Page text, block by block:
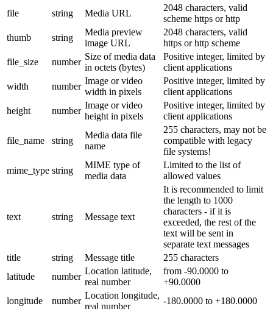
file string Media URL
2048 characters, valid
scheme https or http
thumb
string
Media preview
image URL
2048 characters, valid
https or http scheme
file_size
number
Size of media data
in octets (bytes)
Positive integer, limited by
client applications
width
number
Image or video
width in pixels
Positive integer, limited by
client applications
height
number
Image or video
height in pixels
Positive integer, limited by
client applications
file_name string
Media data file
name
255 characters, may not be
compatible with legacy
file systems!
mime_type string
MIME type of
media data
Limited to the list of
allowed values
text string Message text
It is recommended to limit
the length to 1000
characters - if it is
exceeded, the rest of the
text will be sent in
separate text messages
title
string Message title
255 characters
latitude
number
Location latitude,
real number
from -90.0000 to
+90.0000
longitude
number
Location longitude,
real number
-180.0000 to +180.0000